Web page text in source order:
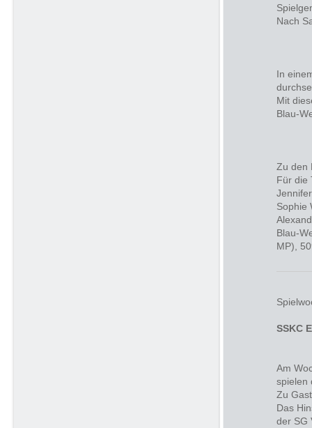
Nach
In
Mit
Blau-
Zu den
Für die
Sophie
Blau-
MP),
SSKC
Am
spielen
Zu
Das
der SG